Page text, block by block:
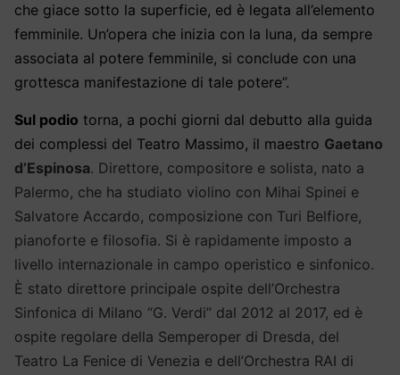
che giace sotto la superficie, ed è legata all’elemento
femminile. Un’opera che inizia con la luna, da sempre
associata al potere femminile, si conclude con una
grottesca manifestazione di tale potere”.
Sul podio torna, a pochi giorni dal debutto alla guida
dei complessi del Teatro Massimo, il maestro Gaetano
d’Espinosa. Direttore, compositore e solista, nato a
Palermo, che ha studiato violino con Mihai Spinei e
Salvatore Accardo, composizione con Turi Belfiore,
pianoforte e filosofia. Si è rapidamente imposto a
livello internazionale in campo operistico e sinfonico.
È stato direttore principale ospite dell’Orchestra
Sinfonica di Milano “G. Verdi” dal 2012 al 2017, ed è
ospite regolare della Semperoper di Dresda, del
Teatro La Fenice di Venezia e dell’Orchestra RAI di